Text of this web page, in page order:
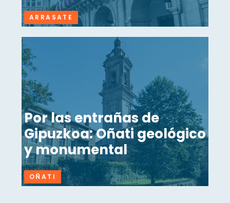
ARRASATE
Por las entrañas de
Gipuzkoa: Oñati geológico
y monumental
OÑATI